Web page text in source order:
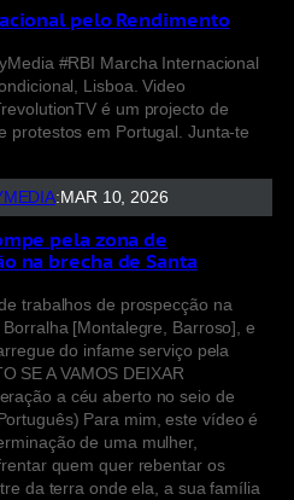
pelo Rendimento
#RBI Marcha Internacional
Lisboa. Video
é um projecto de
protestos em Portugal. Junta-te
: MAR 10, 2026
pela zona de
na brecha de Santa
trabalhos de prospecção na
[Montalegre, Barroso], e
do infame serviço pela
SE A VAMOS DEIXAR
a céu aberto no seio de
Para mim, este vídeo é
de uma mulher,
quem quer rebentar os
da terra onde ela, a sua família